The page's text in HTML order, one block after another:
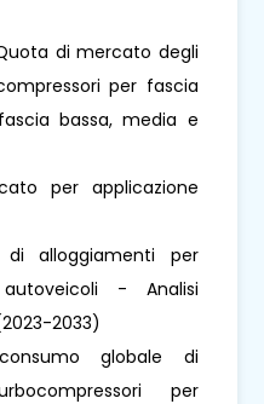
di mercato degli
per fascia
bassa, media e
per applicazione
di alloggiamenti per
- Analisi
2033)
globale di
per